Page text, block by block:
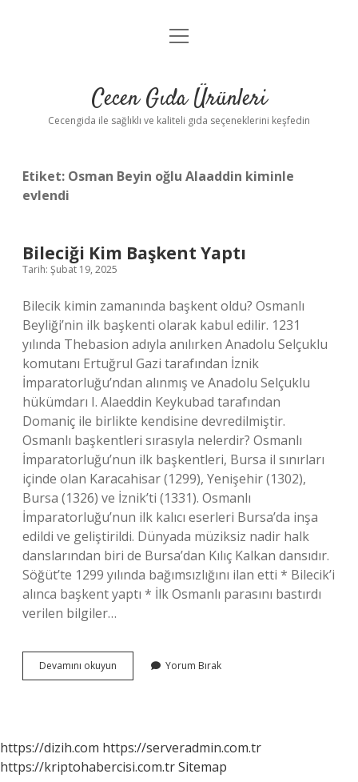
Anasayfa
Yasal Uyarı
menüyü
Cecen Gıda Ürünleri
Cecengida ile sağlıklı ve kaliteli gıda seçeneklerini keşfedin
Etiket: Osman Beyin oğlu Alaaddin kiminle
evlendi
Bileciği Kim Başkent Yaptı
Tarih: Şubat 19, 2025
Bilecik kimin zamanında başkent oldu? Osmanlı
Beyliği’nin ilk başkenti olarak kabul edilir. 1231
yılında Thebasion adıyla anılırken Anadolu Selçuklu
komutanı Ertuğrul Gazi tarafından İznik
İmparatorluğu’ndan alınmış ve Anadolu Selçuklu
hükümdarı I. Alaeddin Keykubad tarafından
Domaniç ile birlikte kendisine devredilmiştir.
Osmanlı başkentleri sırasıyla nelerdir? Osmanlı
İmparatorluğu’nun ilk başkentleri, Bursa il sınırları
içinde olan Karacahisar (1299), Yenişehir (1302),
Bursa (1326) ve İznik’ti (1331). Osmanlı
İmparatorluğu’nun ilk kalıcı eserleri Bursa’da inşa
edildi ve geliştirildi. Dünyada müziksiz nadir halk
danslarından biri de Bursa’dan Kılıç Kalkan dansıdır.
Söğüt’te 1299 yılında bağımsızlığını ilan etti * Bilecik’i
alınca başkent yaptı * İlk Osmanlı parasını bastırdı
verilen bilgiler…
Devamını okuyun
Kim
Yorum Bırak
https://dizih.com https://serveradmin.com.tr
https://kriptohabercisi.com.trSitemap